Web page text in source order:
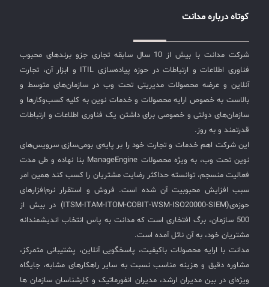
کوتاه درباره مدانت
شرکت مدانت با بیش از 10 سال سابقه تجاری جزو برندهای محبوب
فناوری اطلاعات و ارتباطات در حوزه پیاده‌سازی ITIL و ابزار آن، تجارت
آنلاین و عرضه محصولات مدیریتی تحت وب در سازمان‌های متوسط و
بالاست به خصوص ارایه محصولات و خدمات نوین به کلیه کسب‌وکارها و
سازمان‌های دولتی و خصوصی برای داشتن یک فناوری اطلاعات و ارتباطات
قدرتمند و به روز.
این شرکت اهم خدمات و تجارت خود را بر پایه‌ی بومی‌سازی سرویس‌های
نوین تحت وب، به ویژه محصولات ManageEngine بنا نهاده و طی مدت
فعالیت منسجم، توانسته حداکثر رضایت مشتریان را کسب کند همین امر
سبب افزایش محبوبیت آن شده است. فروش و استقرار نرم‌افزارهای
حوزه‌ی(ITSM-ITAM-ITOM-COBIT-WSM-ISO20000-SIEM) در بیش از
500 سازمان، برگ افتخاری است که مدانت به پاس انتخاب اندیشمندانه
مشتریان خود، به آن نائل آمده است.
مدانت با ارایه محصولات باکیفیت، پاسخگویی آنلاین، پشتیبانی متمرکز،
مشاوره دقیق و هزینه مناسب نسبت به سایر راهکارهای مشابه، جایگاه
ویژه‌ای در بین مدیران ارشد، مدیران انفورماتیک و کارشناسان سازمان ها